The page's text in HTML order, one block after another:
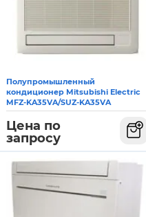
Полупромышленный
кондиционер Mitsubishi Electric
MFZ-KA35VA/SUZ-KA35VA
Цена по
запросу